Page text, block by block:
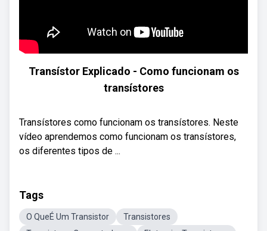
Transístor Explicado - Como funcionam os
transístores
Transístores como funcionam os transístores. Neste
vídeo aprendemos como funcionam os transístores,
os diferentes tipos de ...
Tags
O QueÉ Um Transistor
Transistores